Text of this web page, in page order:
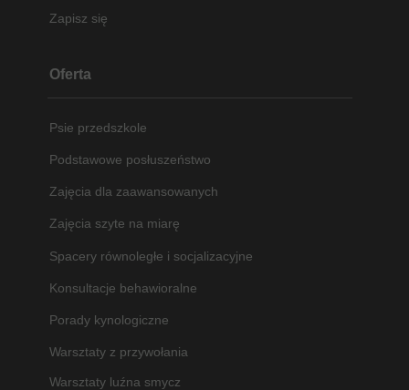
Warsztaty z przywołania
Warsztaty luźna smycz
Podstawowe posłuszeństwo
Psie przedszkole
Konsultacje behawioralne
Oferta
Spacery równoległe i socjalizacyjne
Porady kynologiczne
Zajęcia dla zaawansowanych
Zajęcia szyte na miarę
Zapisz się